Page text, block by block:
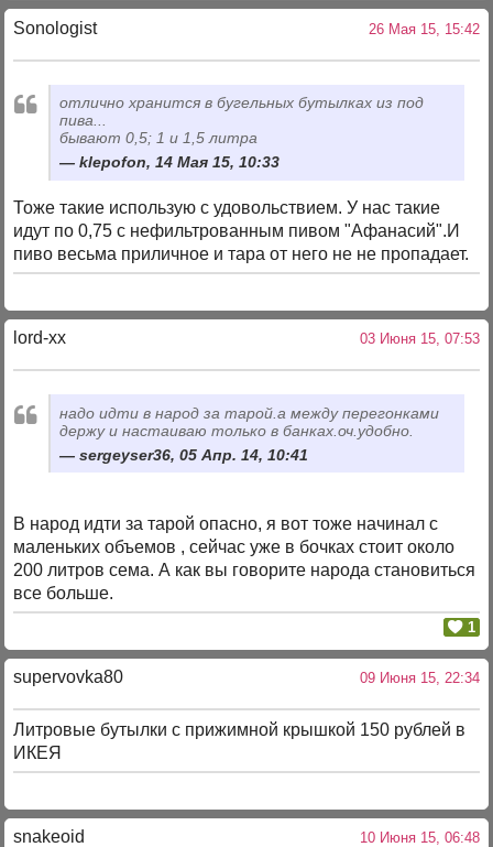
Sonologist 26 Мая 15, 15:42
отлично хранится в бугельных бутылках из под
пива...
бывают 0,5; 1 и 1,5 литра
klepofon, 14 Мая 15, 10:33
Тоже такие использую с удовольствием. У нас такие
идут по 0,75 с нефильтрованным пивом "Афанасий".И
пиво весьма приличное и тара от него не не пропадает.
lord-xx 03 Июня 15, 07:53
надо идти в народ за тарой.а между перегонками
держу и настаиваю только в банках.оч.удобно.
sergeyser36, 05 Апр. 14, 10:41
В народ идти за тарой опасно, я вот тоже начинал с
маленьких объемов , сейчас уже в бочках стоит около
200 литров сема. А как вы говорите народа становиться
все больше.
1
supervovka80 09 Июня 15, 22:34
Литровые бутылки с прижимной крышкой 150 рублей в
ИКЕЯ
snakeoid 10 Июня 15, 06:48